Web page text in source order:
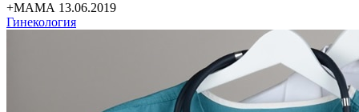
+МАМА 13.06.2019
Гинекология